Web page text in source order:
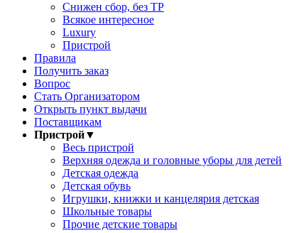
Снижен сбор, без ТР
Всякое интересное
Luxury
Пристрой
Правила
Получить заказ
Вопрос
Стать Организатором
Открыть пункт выдачи
Поставщикам
Пристрой▼
Весь пристрой
Верхняя одежда и головные уборы для детей
Детская одежда
Детская обувь
Игрушки, книжки и канцелярия детская
Школьные товары
Прочие детские товары